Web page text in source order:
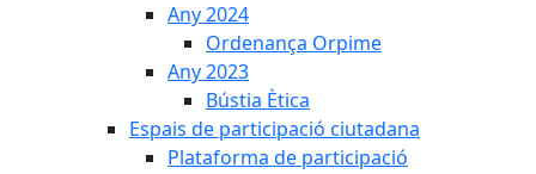
Any 2024
Ordenança Orpime
Any 2023
Bústia Ètica
Espais de participació ciutadana
Plataforma de participació